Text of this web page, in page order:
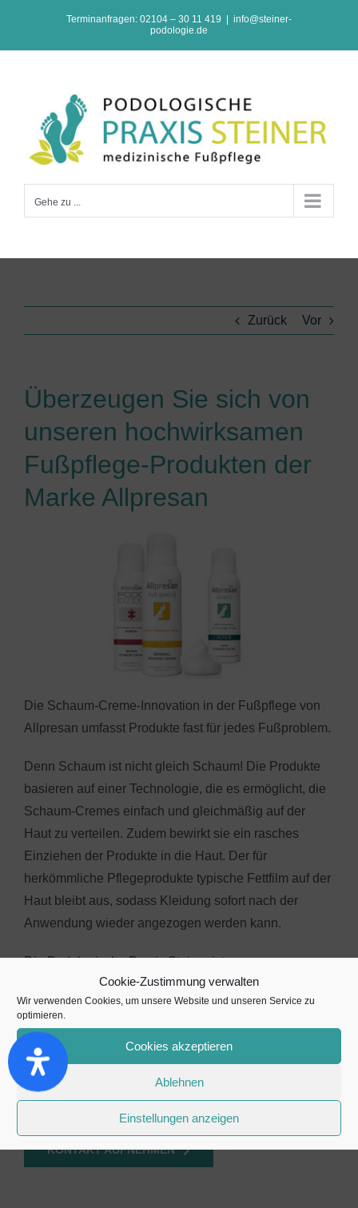
Cookie-Zustimmung verwalten
Wir verwenden Cookies, um unsere Website und unseren Service zu
optimieren.
Cookies akzeptieren
Ablehnen
Einstellungen anzeigen
springen
Terminanfragen: 02104 – 30 11 419
info@steiner-
podologie.de
Gehe zu ...
Zurück Vor
Überzeugen Sie sich von
unseren hochwirksamen
Fußpflege-Produkten der
Marke Allpresan
Die Schaum-Creme-Innovation in der Fußpflege von
Allpresan umfasst Produkte fast für jedes Fußproblem.
Denn Schaum ist nicht gleich Schaum! Die Produkte
basieren auf einer Technologie, die es ermöglicht, die
Schaum-Cremes einfach und gleichmäßig auf der
Haut zu verteilen. Zudem bewirkt sie ein rasches
Einziehen der Produkte in die Haut. Der für
herkömmliche Pflegeprodukte typische Fettfilm auf der
Haut bleibt aus, sodass Kleidung sofort nach der
Anwendung wieder angezogen werden kann.
Die Podologische Praxis Steiner ist
Kooperationspartner von Allpresan.
Haben Sie ein spezielles Fußproblem oder möchten
Sie einfach, dass Ihre Fußhaut gut versorgt wird?
Fragen Sie uns nach den verschiedenen
Anwendungsbereichen. Wir beraten Sie gerne.
KONTAKT AUFNEHMEN